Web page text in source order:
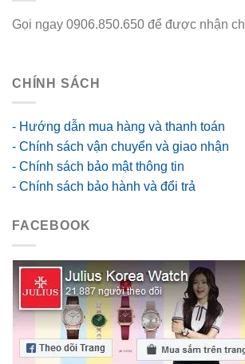
Gọi ngay 0906.850.650 để được nhận
CHÍNH SÁCH
- Hướng dẫn mua hàng và thanh toán
- Chính sách vận chuyển và giao nhận
- Chính sách bảo mật thông tin
- Chính sách bảo hành và đổi trả
FACEBOOK